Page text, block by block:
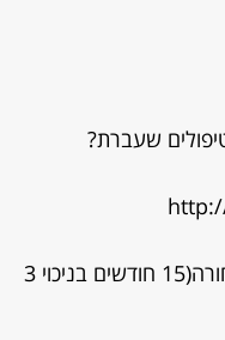
שעברת?
את יכולה להיות זכאית להכרה בנכותך עד ל-12 חודשים אחורה(15 חודשים בניכוי 3